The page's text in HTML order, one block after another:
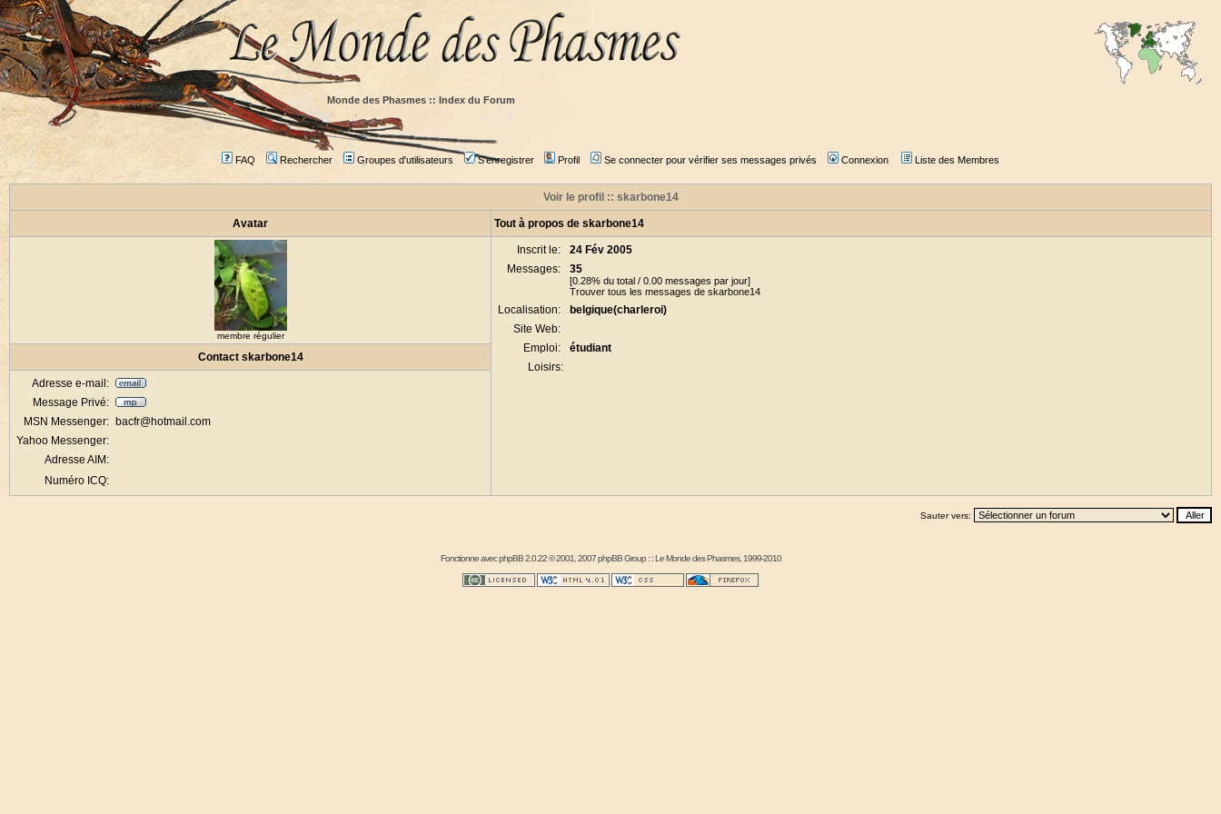
Monde des Phasmes :: Index du Forum
FAQ Rechercher Groupes d'utilisateurs S'enregistrer Profil Se connecter pour vérifier ses messages privés Connexion Liste des Membres
Voir le profil :: skarbone14
Avatar Tout à propos de skarbone14
membre régulier
Inscrit le:
24 Fév 2005
Messages:
35
[0.28% du total / 0.00 messages par jour]
Trouver tous les messages de skarbone14
Localisation:
belgique(charleroi)
Site Web:
Emploi:
étudiant
Loisirs:
Contact skarbone14
Adresse e-mail:
Message Privé:
MSN Messenger: bacfr@hotmail.com
Yahoo Messenger:
Adresse AIM:
Numéro ICQ:
Sauter vers:
Fonctionne avecphpBB2.0.22 © 2001, 2007 phpBB Group : :Le Monde des Phasmes, 1999-2010